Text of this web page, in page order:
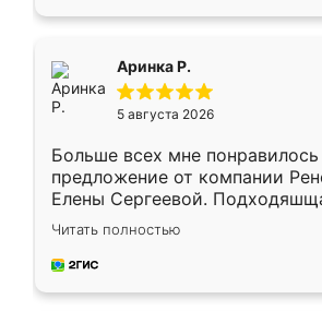
Аринка Р.
5 августа 2026
Больше всех мне понравилось
предложение от компании
Елены Сергеевой.
короткие сроки
для замера сотрудник
предложил по моему эскизу
Читать полностью